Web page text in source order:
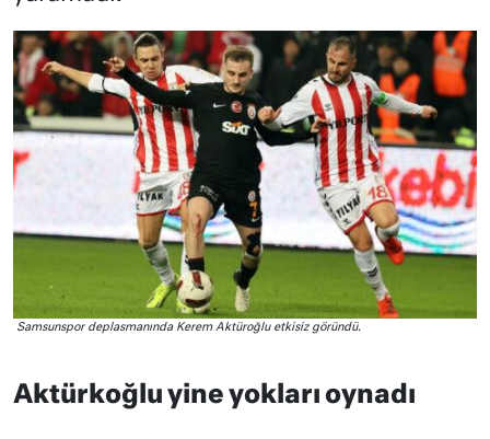
Samsunspor deplasmanında Kerem Aktüroğlu etkisiz göründü.
Aktürkoğlu yine yokları oynadı